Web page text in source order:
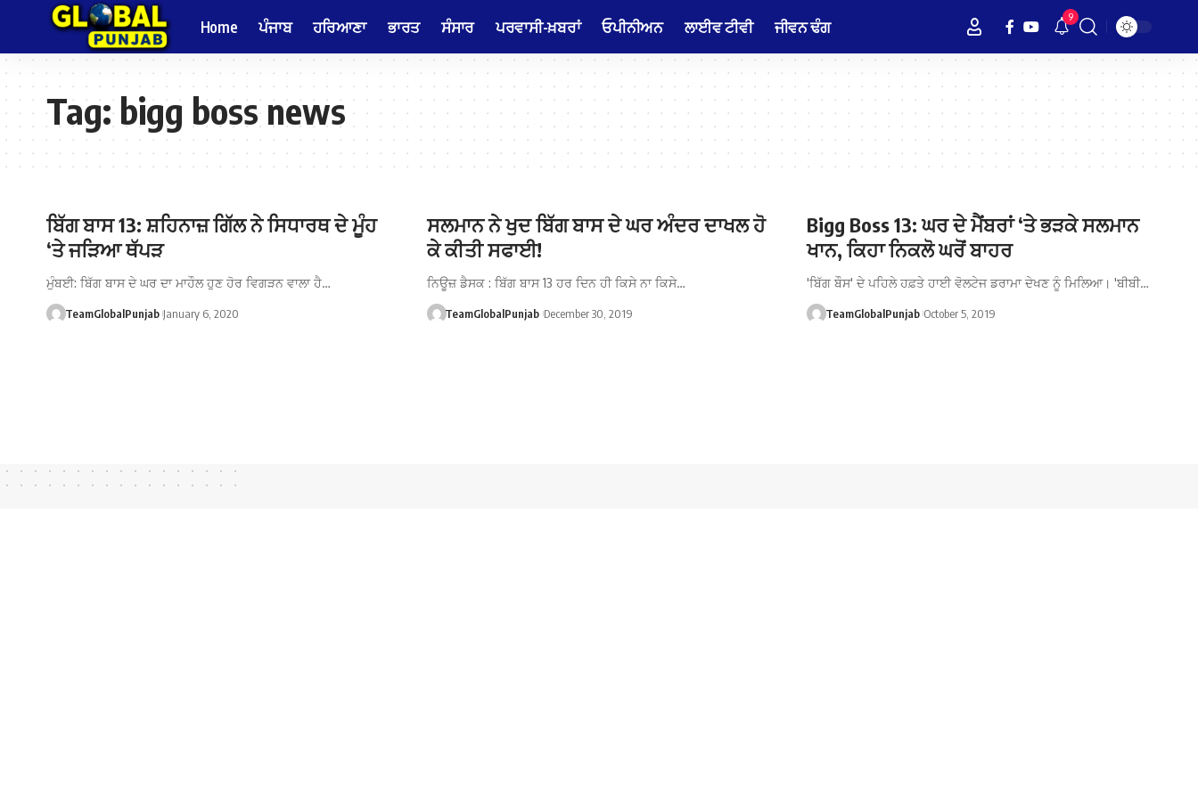
Home ਪੰਜਾਬ ਹਰਿਆਣਾ ਭਾਰਤ ਸੰਸਾਰ ਪਰਵਾਸੀ-ਖ਼ਬਰਾਂ ਓਪੀਨੀਅਨ ਲਾਈਵ ਟੀਵੀ ਜੀਵਨ ਢੰਗ 9
Tag:bigg boss news
ਬਿੱਗ ਬਾਸ 13: ਸ਼ਹਿਨਾਜ਼ ਗਿੱਲ ਨੇ ਸਿਧਾਰਥ ਦੇ ਮੂੰਹ
‘ਤੇ ਜੜਿਆ ਥੱਪੜ
ਮੁੰਬਈ: ਬਿੱਗ ਬਾਸ ਦੇ ਘਰ ਦਾ ਮਾਹੌਲ ਹੁਣ ਹੋਰ ਵਿਗੜਨ ਵਾਲਾ ਹੈ…
TeamGlobalPunjab January 6, 2020
ਸਲਮਾਨ ਨੇ ਖੁਦ ਬਿੱਗ ਬਾਸ ਦੇ ਘਰ ਅੰਦਰ ਦਾਖਲ ਹੋ
ਕੇ ਕੀਤੀ ਸਫਾਈ!
ਨਿਊਜ਼ ਡੈਸਕ : ਬਿੱਗ ਬਾਸ 13 ਹਰ ਦਿਨ ਹੀ ਕਿਸੇ ਨਾ ਕਿਸੇ…
TeamGlobalPunjab December 30, 2019
Bigg Boss 13: ਘਰ ਦੇ ਮੈਂਬਰਾਂ ‘ਤੇ ਭੜਕੇ ਸਲਮਾਨ
ਖਾਨ, ਕਿਹਾ ਨਿਕਲੋ ਘਰੋਂ ਬਾਹਰ
'ਬਿੱਗ ਬੌਸ' ਦੇ ਪਹਿਲੇ ਹਫ਼ਤੇ ਹਾਈ ਵੋਲਟੇਜ ਡਰਾਮਾ ਦੇਖਣ ਨੂੰ ਮਿਲਿਆ। 'ਬੀਬੀ…
TeamGlobalPunjab October 5, 2019